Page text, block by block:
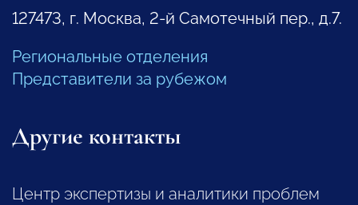
127473, г. Москва, 2-й Самотечный пер., д.7.
Региональные отделения
Представители за рубежом
Другие контакты
Центр экспертизы и аналитики проблем